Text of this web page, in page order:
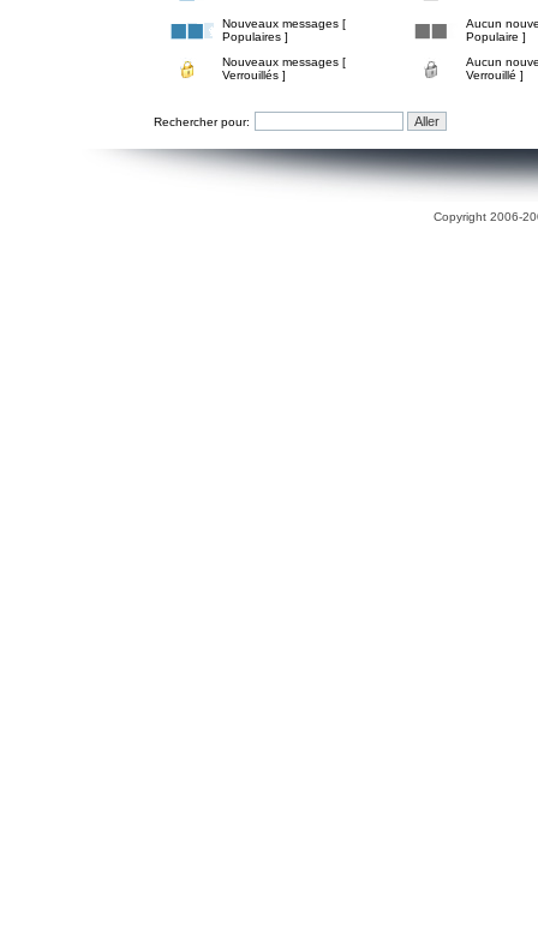
Nouveaux messages [
Populaires ]
Aucun
Populaire ]
Nouveaux messages [
Verrouillés ]
Aucun
Verrouillé ]
Rechercher pour:
Copyright 2006-